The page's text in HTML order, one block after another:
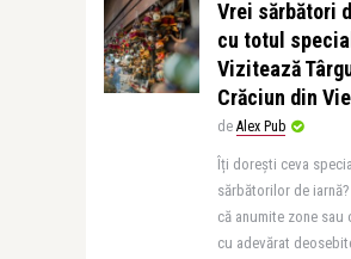
Vrei sărbători
cu totul
Vizitează
Crăciun din
de Alex Pub
Îți dorești ceva
sărbătorilor de
că anumite zone sau
cu adevărat